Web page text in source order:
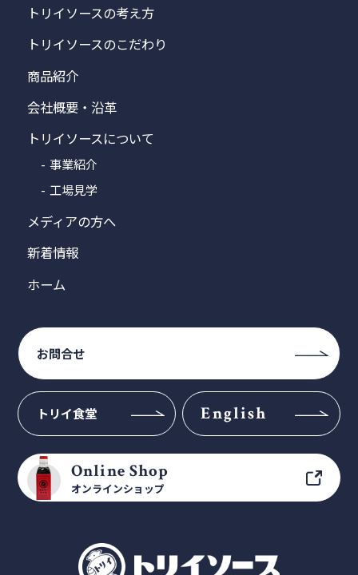
トリイソースの考え方
トリイソースのこだわり
商品紹介
会社概要・沿革
トリイソースについて
事業紹介
工場見学
メディアの方へ
新着情報
ホーム
お問合せ
トリイ食堂 English
Online Shop
オンラインショップ